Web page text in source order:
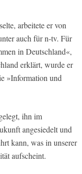
arbeitete er von
auch für n-tv. Für
in Deutschland«,
erklärt, wurde er
»Information und
ihn im
angesiedelt und
kann, was in unserer
aufscheint.